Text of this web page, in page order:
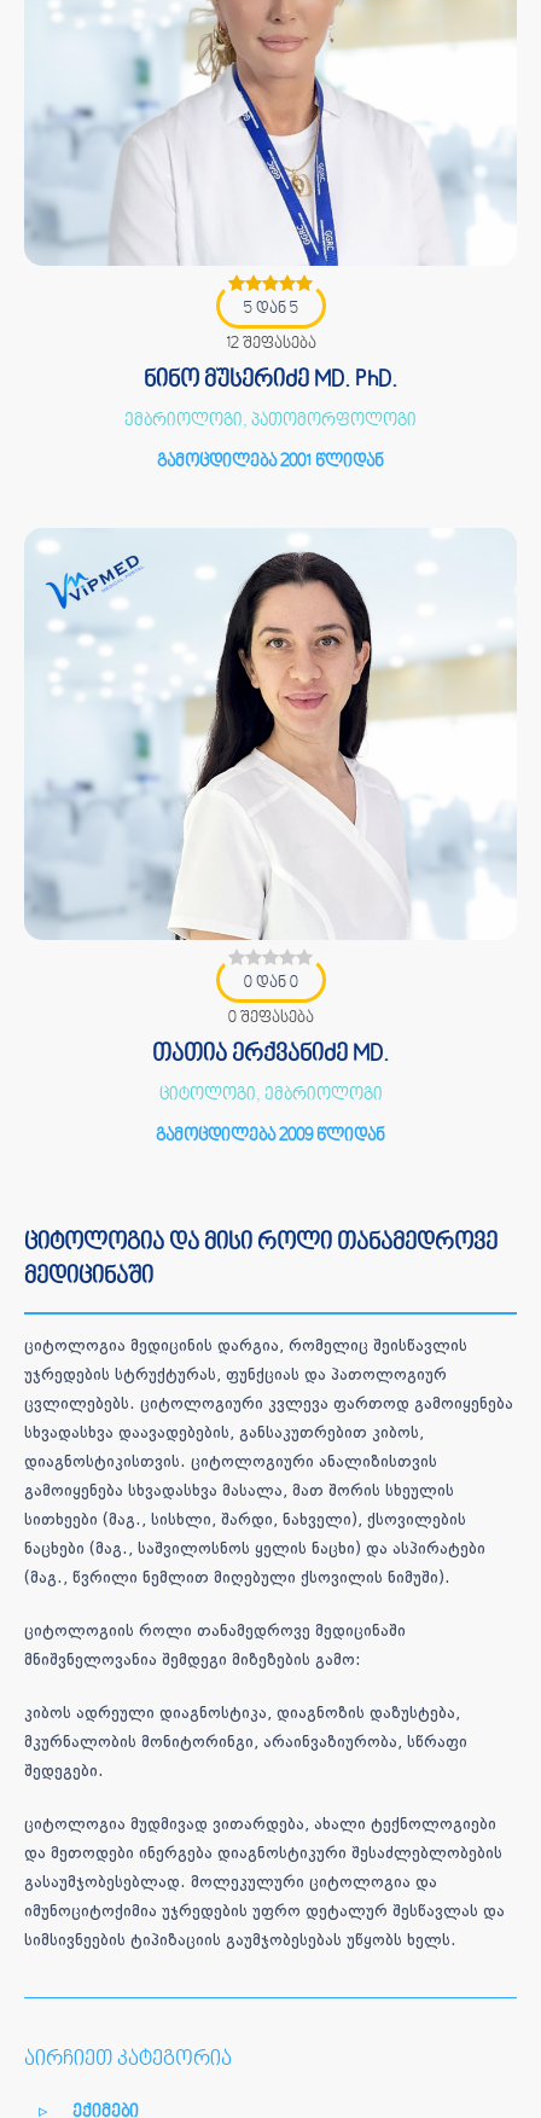
აირჩიეთ კატეგორია
ექიმები
5 დან 5
12 შეფასება
ნინო მუსერიძე MD. PhD.
ემბრიოლოგი, პათომორფოლოგი
გამოცდილება 2001 წლიდან
0 დან 0
0 შეფასება
თათია ერქვანიძე MD.
ციტოლოგი, ემბრიოლოგი
გამოცდილება 2009 წლიდან
ციტოლოგია და მისი როლი თანამედროვე
მედიცინაში
ციტოლოგია მედიცინის დარგია, რომელიც შეისწავლის
უჯრედების სტრუქტურას, ფუნქციას და პათოლოგიურ
ცვლილებებს. ციტოლოგიური კვლევა ფართოდ გამოიყენება
სხვადასხვა დაავადებების, განსაკუთრებით კიბოს,
დიაგნოსტიკისთვის. ციტოლოგიური ანალიზისთვის
გამოიყენება სხვადასხვა მასალა, მათ შორის სხეულის
სითხეები (მაგ., სისხლი, შარდი, ნახველი), ქსოვილების
ნაცხები (მაგ., საშვილოსნოს ყელის ნაცხი) და ასპირატები
(მაგ., წვრილი ნემლით მიღებული ქსოვილის ნიმუში).
ციტოლოგიის როლი თანამედროვე მედიცინაში
მნიშვნელოვანია შემდეგი მიზეზების გამო:
კიბოს ადრეული დიაგნოსტიკა, დიაგნოზის დაზუსტება,
მკურნალობის მონიტორინგი, არაინვაზიურობა, სწრაფი
შედეგები.
ციტოლოგია მუდმივად ვითარდება, ახალი ტექნოლოგიები
და მეთოდები ინერგება დიაგნოსტიკური შესაძლებლობების
გასაუმჯობესებლად. მოლეკულური ციტოლოგია და
იმუნოციტოქიმია უჯრედების უფრო დეტალურ შესწავლას და
სიმსივნეების ტიპიზაციის გაუმჯობესებას უწყობს ხელს.